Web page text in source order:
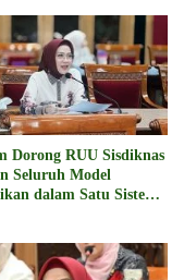
Dorong RUU Sisdiknas
Seluruh Model
dalam Satu Sistem